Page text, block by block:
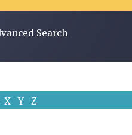
Search
X Y Z